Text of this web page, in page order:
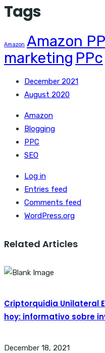
Tags
Amazon Amazon
marketing PPc
December 2021
August 2020
Amazon
Blogging
PPC
SEO
Log in
Entries feed
Comments feed
WordPress.org
Related Articles
Criptorquidia Unilateral
hoy: informativo sobre
December 18, 2021